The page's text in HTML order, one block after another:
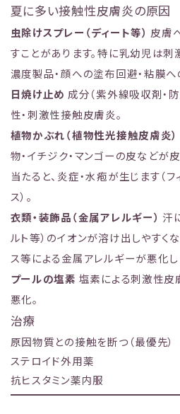
夏に多い接触性皮膚炎の原因
虫除けスプレー（ディート等） 皮膚
すことがあります。特に乳幼児は
濃度製品・顔への塗布回避・粘膜
日焼け止め 成分（紫外線吸収剤・
性・刺激性接触皮膚炎。
植物かぶれ（植物性光接触皮膚炎）
物・イチジク・マンゴーの皮などが
当たると、炎症・水疱が生じます（フ
ス）。
衣類・装飾品（金属アレルギー） 汗
ルト等）のイオンが溶け出しやすく
ス等による金属アレルギーが悪化し
プールの塩素 塩素による刺激性皮
悪化。
治療
原因物質との接触を断つ（最優先）
ステロイド外用薬
抗ヒスタミン薬内服